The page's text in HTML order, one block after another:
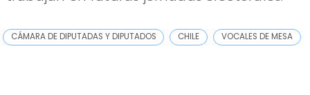
CÁMARA DE DIPUTADAS Y DIPUTADOS CHILE VOCALES DE MESA